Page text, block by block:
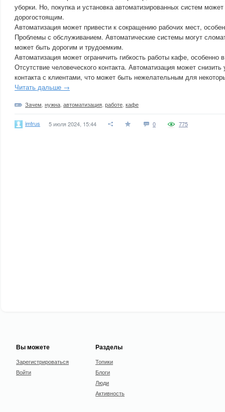
уборки. Но, покупка и установка автоматизированных систем
дорогостоящим.
Автоматизация может привести к сокращению рабочих мест,
Проблемы с обслуживанием. Автоматические системы могут
может быть дорогим и трудоемким.
Автоматизация может ограничить гибкость работы кафе, особенно
Отсутствие человеческого контакта. Автоматизация может снизить
контакта с клиентами, что может быть нежелательным для
Читать дальше →
Зачем нужна автоматизация работе кафе
imtrus 5 июля 2024, 15:44 0 775
Вы можете
Зарегистрироваться
Войти
Разделы
Топики
Блоги
Люди
Активность